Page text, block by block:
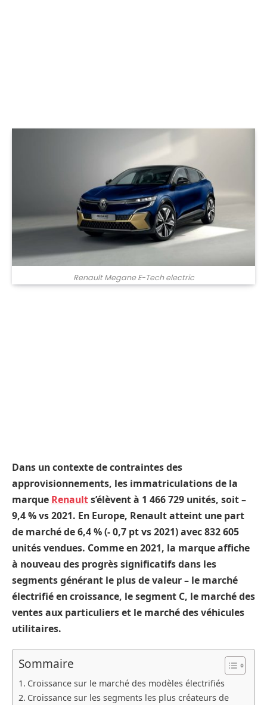
Renault Megane E-Tech electric
Dans un contexte de contraintes des
approvisionnements, les immatriculations de la
marque Renaults’élèvent à 1 466 729 unités, soit –
9,4 % vs 2021. En Europe, Renault atteint une part
de marché de 6,4 % (- 0,7 pt vs 2021) avec 832 605
unités vendues. Comme en 2021, la marque affiche
à nouveau des progrès significatifs dans les
segments générant le plus de valeur – le marché
électrifié en croissance, le segment C, le marché des
ventes aux particuliers et le marché des véhicules
utilitaires.
Sommaire
Croissance sur le marché des modèles électrifiés
Croissance sur les segments les plus créateurs de